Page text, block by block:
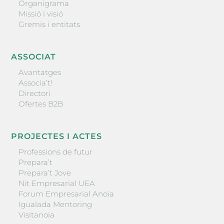
Organigrama
Missió i visió
Gremis i entitats
ASSOCIAT
Avantatges
Associa’t!
Directori
Ofertes B2B
PROJECTES I ACTES
Professions de futur
Prepara’t
Prepara’t Jove
Nit Empresarial UEA
Forum Empresarial Anoia
Igualada Mentoring
Visitanoia